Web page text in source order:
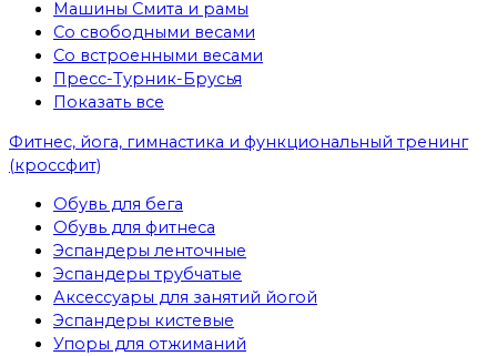
Машины Смита и рамы
Со свободными весами
Со встроенными весами
Пресс-Турник-Брусья
Показать все
Фитнес, йога, гимнастика и функциональный тренинг
(кроссфит)
Обувь для бега
Обувь для фитнеса
Эспандеры ленточные
Эспандеры трубчатые
Аксессуары для занятий йогой
Эспандеры кистевые
Упоры для отжиманий